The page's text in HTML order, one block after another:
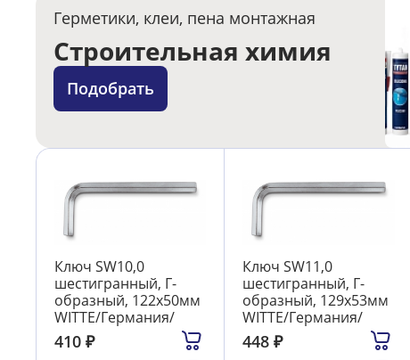
Герметики, клеи, пена монтажная
Строительная химия
Подобрать
Ключ SW10,0
шестигранный, Г-
образный, 122х50мм
WITTE/Германия/
410 ₽
Ключ SW11,0
шестигранный, Г-
образный, 129х53мм
WITTE/Германия/
448₽